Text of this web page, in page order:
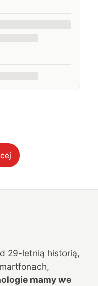
29-letnią historią,
mamy we